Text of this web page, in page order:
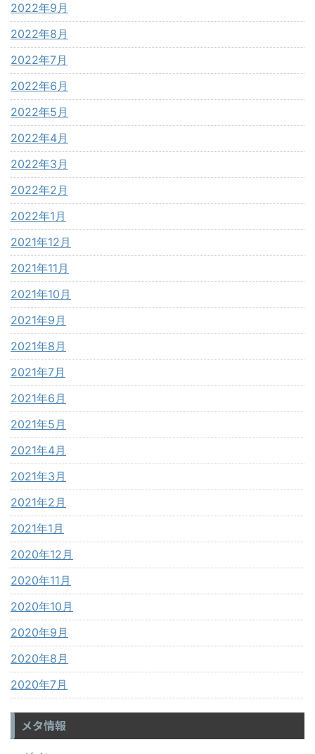
2022年9月
2022年8月
2022年7月
2022年6月
2022年5月
2022年4月
2022年3月
2022年2月
2022年1月
2021年12月
2021年11月
2021年10月
2021年9月
2021年8月
2021年7月
2021年6月
2021年5月
2021年4月
2021年3月
2021年2月
2021年1月
2020年12月
2020年11月
2020年10月
2020年9月
2020年8月
2020年7月
メタ情報